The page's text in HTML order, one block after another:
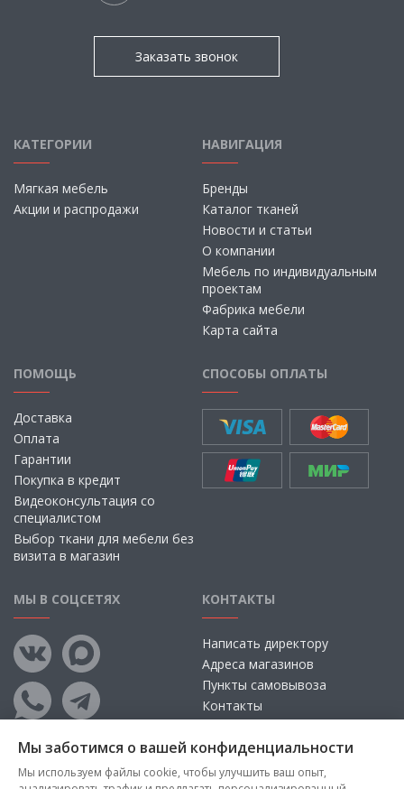
Заказать звонок
КАТЕГОРИИ
Мягкая мебель
Акции и распродажи
НАВИГАЦИЯ
Бренды
Каталог тканей
Новости и статьи
О компании
Мебель по индивидуальным
проектам
Фабрика мебели
Карта сайта
ПОМОЩЬ
Доставка
Оплата
Гарантии
Покупка в кредит
Видеоконсультация со
специалистом
Выбор ткани для мебели без
визита в магазин
СПОСОБЫ ОПЛАТЫ
МЫ В СОЦСЕТЯХ КОНТАКТЫ
Написать директору
Адреса магазинов
Пункты самовывоза
Контакты
Мы заботимся о вашей конфиденциальности
Мы используем файлы cookie, чтобы улучшить ваш опыт,